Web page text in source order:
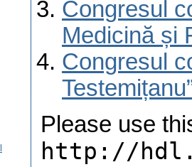
Congresul
Medicină și
Congresul
Please use
http://